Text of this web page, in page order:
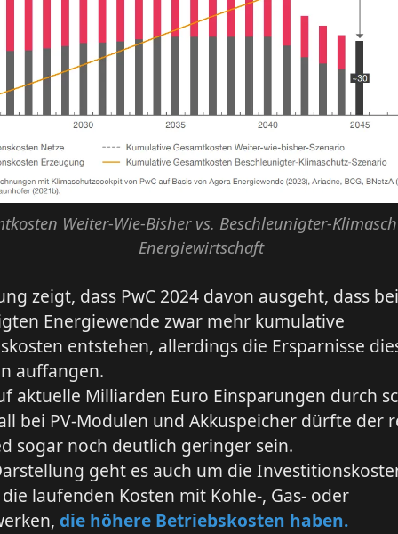
Weiter-Wie-Bisher vs. Beschleunigter-
Energiewirtschaft
zeigt, dass PwC 2024 davon ausgeht, dass
Energiewende zwar mehr kumulative
entstehen, allerdings die Ersparnisse
auffangen.
aktuelle Milliarden Euro Einsparungen durch
bei PV-Modulen und Akkuspeicher dürfte der
sogar noch deutlich geringer sein.
geht es auch um die
laufenden Kosten mit Kohle-, Gas- oder
die höhere Betriebskosten haben.